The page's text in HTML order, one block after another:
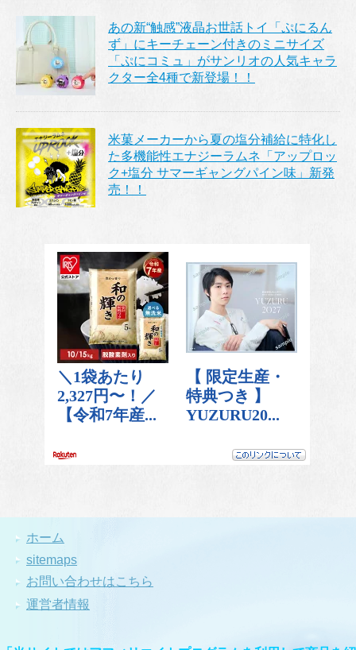
あの新“触感”液晶お世話トイ「ぷにるん
ず」にキーチェーン付きのミニサイズ
「ぷにコミュ」がサンリオの人気キャラ
クター全4種で新登場！！
米菓メーカーから夏の塩分補給に特化し
た多機能性エナジーラムネ「アップロッ
ク+塩分 サマーギャングパイン味」新発
売！！
ホーム
sitemaps
お問い合わせはこちら
運営者情報